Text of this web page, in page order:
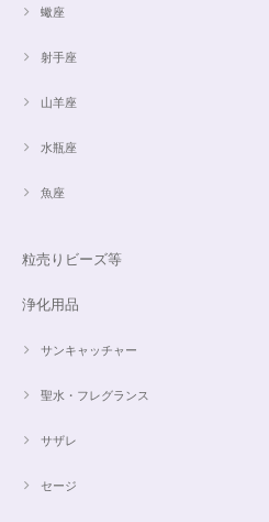
蠍座
射手座
山羊座
水瓶座
魚座
粒売りビーズ等
浄化用品
サンキャッチャー
聖水・フレグランス
サザレ
セージ